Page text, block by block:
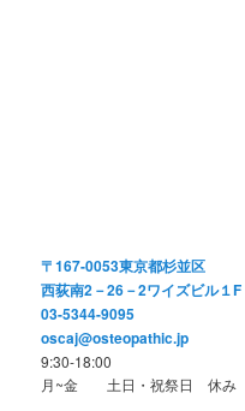
〒167-0053東京都杉並区
西荻南2－26－2ワイズビル１F
03-5344-9095
oscaj@osteopathic.jp
9:30-18:00
月~金 土日・祝祭日 休み